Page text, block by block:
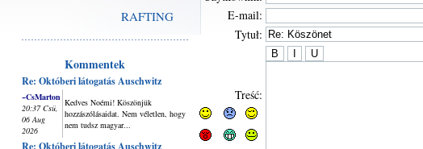
RAFTING
Kommentek
Re: Októberi látogatás Auschwitz
~CsMarton
20:37 Csü,
06 Aug
2026
Kedves Noémi! Köszönjük
hozzászólásaidat. Nem véletlen, hogy
nem tudsz magyar...
Re: Októberi látogatás Auschwitz
E-mail:
Tytuł:
Treść: